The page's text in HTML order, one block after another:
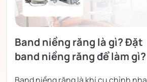
Band niềng răng là gì? Đặt
band niềng răng để làm gì?